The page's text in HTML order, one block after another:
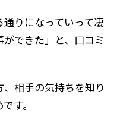
りになっていって凄
できた」と、口コミ
相手の気持ちを知り
す。